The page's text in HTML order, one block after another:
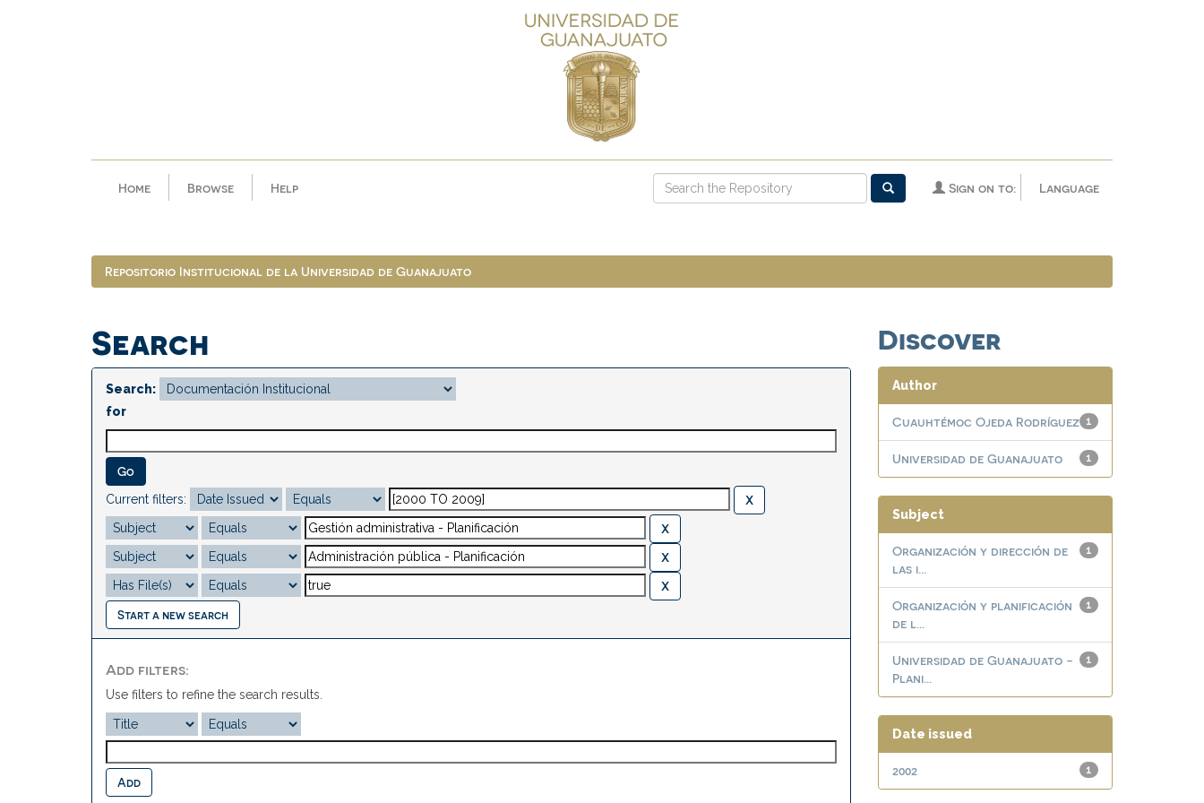
Home Browse Help Language
Sign on to:
Repositorio Institucional de la Universidad de Guanajuato
Search
Search:
for
Current filters:
Start a new search
Add filters:
Use filters to refine the search results.
Discover
Author
1
Cuauhtémoc Ojeda Rodríguez
1
Universidad de Guanajuato
Subject
1
Organización y dirección de
las i...
1
Organización y planificación
de l...
1
Universidad de Guanajuato -
Plani...
Date issued
1
2002